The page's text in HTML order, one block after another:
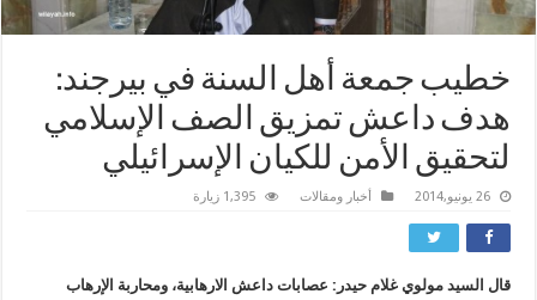
خطيب جمعة أهل السنة في بيرجند:
هدف داعش تمزيق الصف الإسلامي
لتحقيق الأمن للكيان الإسرائيلي
26 يونيو,2014 أخبار ومقالات 1,395 زيارة
قال السيد مولوي غلام حيدر: عصابات داعش الارهابية، ومحاربة الإرهاب